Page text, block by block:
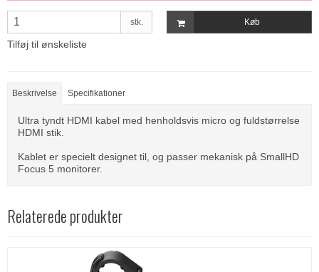
stk. Køb
Tilføj til ønskeliste
Beskrivelse Specifikationer
Ultra tyndt HDMI kabel med henholdsvis micro og fuldstørrelse
HDMI stik.
Kablet er specielt designet til, og passer mekanisk på SmallHD
Focus 5 monitorer.
Relaterede produkter